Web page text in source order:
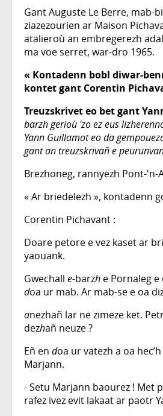
Gant Auguste Le Berre, mab-
ziazezourien ar Maison
atalieroù an embregerezh
ma voe serret, war-dro 1965.
« Kontadenn bobl diwar-
kontet gant Corentin
Treuzskrivet eo bet gant
barzh gerioù 'zo ez eus
Yann Guillamot eo da
gant an treuzskrivañ e
Brezhoneg, rannyezh Pont-'n-
« Ar briedelezh », kontadenn
Corentin Pichavant :
Doare petore e vez kaset ar
yaouank.
Gwechall e-barzh e Pornaleg
doa ur mab. Ar mab-se e oa
anezhañ lar ne zimeze ket.
dezhañ neuze ?
Eñ en doa ur vatezh a oa
Marjann.
- Setu Marjann baourez ! Met
rafez ivez evit lakaat ar paotr